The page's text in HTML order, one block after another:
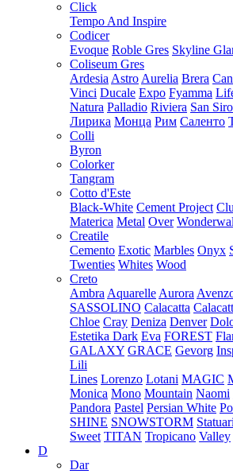
Click
Tempo And Inspire
Codicer
Evoque Roble Gres Skyline
Coliseum Gres
Ardesia Astro Aurelia Brera
Vinci Ducale Expo Fyamma
Natura Palladio Riviera San Siro
Лирика Монца Рим Саленто
Colli
Byron
Colorker
Tangram
Cotto d'Este
Black-White Cement Project
Materica Metal Over
Creatile
Cemento Exotic Marbles Onyx
Twenties Whites Wood
Creto
Ambra Aquarelle Aurora
SASSOLINO Calacatta
Chloe Cray Deniza Denver
Estetika Dark Eva FOREST
GALAXY GRACE Gevorg
Lili
Lines Lorenzo Lotani MAGIC
Monica Mono Mountain Naomi
Pandora Pastel Persian White
SHINE SNOWSTORM
Sweet TITAN Tropicano Valley
D
Dar